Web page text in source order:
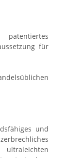
für
und